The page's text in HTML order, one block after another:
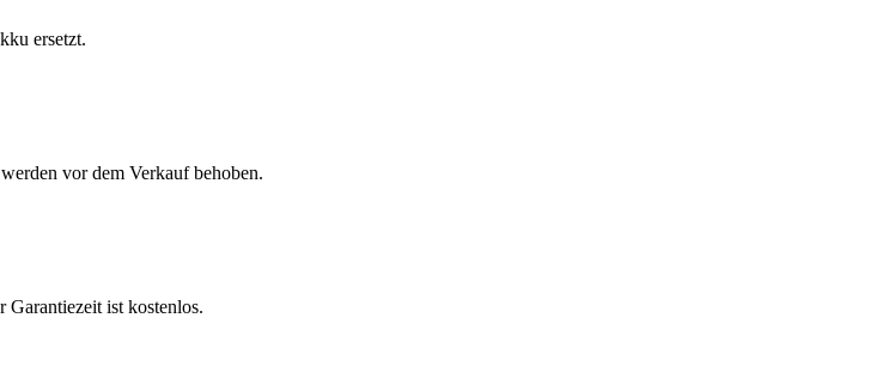
ersetzt.
vor dem Verkauf behoben.
Garantiezeit ist kostenlos.